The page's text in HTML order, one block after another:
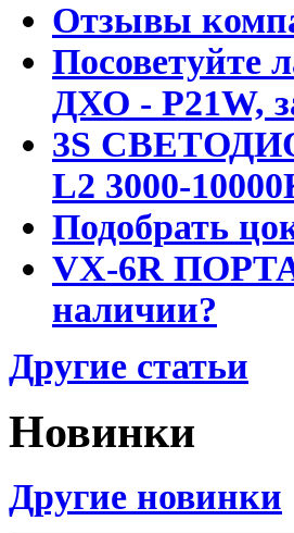
Отзывы
Посоветуйте
ДХО - P21W,
3S
L2 3000-
Подобрать
VX-6R
наличии?
Другие статьи
Новинки
Другие новинки